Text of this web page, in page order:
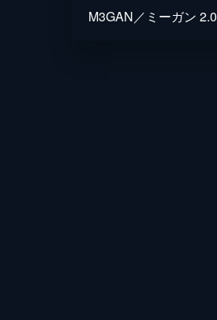
M3GAN／ミーガン 2.0